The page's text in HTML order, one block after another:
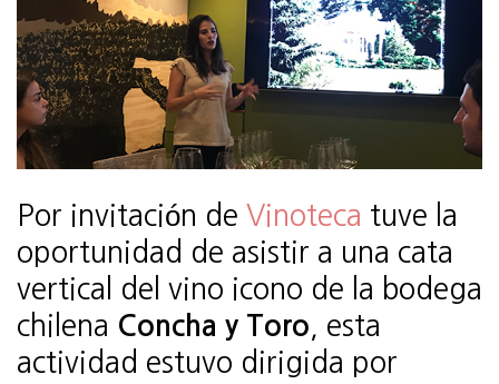
Por invitación de Vinoteca tuve la
oportunidad de asistir a una cata
vertical del vino icono de la bodega
chilena Concha y Toro , esta
actividad estuvo dirigida por